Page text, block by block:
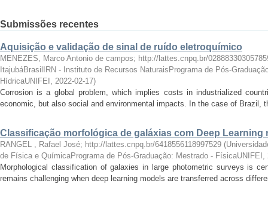
Submissões recentes
Aquisição e validação de sinal de ruído eletroquímico
MENEZES, Marco Antonio de campos; http://lattes.cnpq.br/
ItajubáBrasilIRN - Instituto de Recursos NaturaisPrograma de Pós-
HídricaUNIFEI , 2022-02-17)
Corrosion is a global problem, which implies costs in industrialized
economic, but also social and environmental impacts. In the case of Brazil,
Classificação morfológica de galáxias com Deep Learning
RANGEL , Rafael José; http://lattes.cnpq.br/6418556118997529 (
de Física e QuímicaPrograma de Pós-Graduação: Mestrado - FísicaUNIFEI ,
Morphological classification of galaxies in large photometric surveys is
remains challenging when deep learning models are transferred across